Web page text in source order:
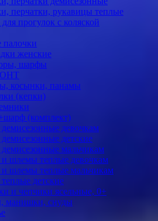
перчатки, рукавицы теплые
прогулок с коляской
палочки
женские
шарфы
косынки, панамы
(кепки)
(комплект)
девочкам
детские
мальчикам
шлемы теплые девочкам
шлемы теплые мальчикам
детские
и чепчики ясельные, 0+
манишки, снуды